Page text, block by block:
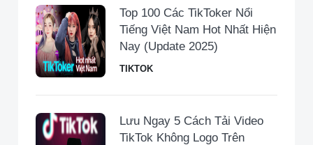
Top 100 Các TikToker Nổi
Tiếng Việt Nam Hot Nhất Hiện
Nay (Update 2025)
TIKTOK
Lưu Ngay 5 Cách Tải Video
TikTok Không Logo Trên